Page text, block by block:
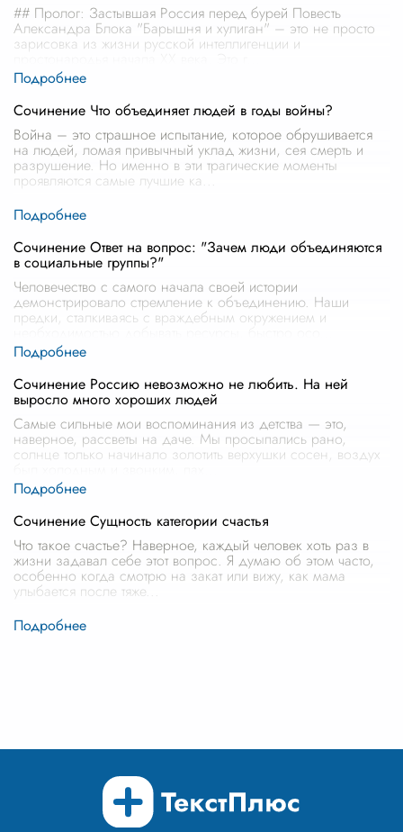
## Пролог: Застывшая Россия перед бурей Повесть
Александра Блока "Барышня и хулиган" – это не просто
зарисовка из жизни русской интеллигенции и
Сочинение Что объединяет людей в годы войны?
Война – это страшное испытание, которое обрушивается
на людей, ломая привычный уклад жизни, сея смерть и
разрушение. Но именно в эти трагические моменты
проявляются самые лучшие ка
Сочинение Ответ на вопрос: "Зачем люди объединяются
в социальные группы?"
Человечество с самого начала своей истории
демонстрировало стремление к объединению. Наши
предки, сталкиваясь с враждебным окружением и
Сочинение Россию невозможно не любить. На ней
выросло много хороших людей
Самые сильные мои воспоминания из детства — это,
наверное, рассветы на даче. Мы просыпались рано,
солнце только начинало золотить верхушки сосен, воздух
Сочинение Сущность категории счастья
Что такое счастье? Наверное, каждый человек хоть раз в
жизни задавал себе этот вопрос. Я думаю об этом часто,
особенно когда смотрю на закат или вижу, как мама
улыбается после тяже